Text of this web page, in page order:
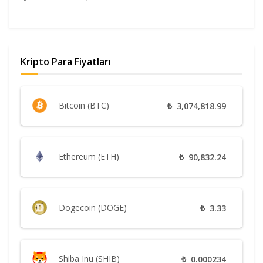
Kripto Para Fiyatları
Bitcoin (BTC) ₺ 3,074,818.99
Ethereum (ETH) ₺ 90,832.24
Dogecoin (DOGE) ₺ 3.33
Shiba Inu (SHIB) ₺ 0.000234